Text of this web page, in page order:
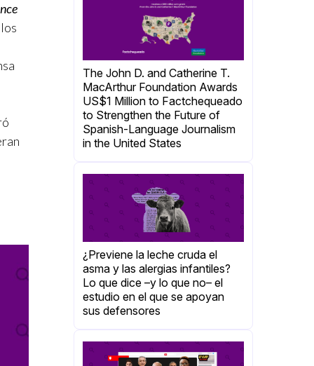
The John D. and Catherine T.
MacArthur Foundation Awards
US$1 Million to Factchequeado
to Strengthen the Future of
Spanish-Language Journalism
in the United States
¿Previene la leche cruda el
asma y las alergias infantiles?
Lo que dice –y lo que no– el
estudio en el que se apoyan
sus defensores